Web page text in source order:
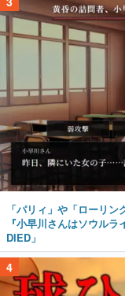
「パリィ」や「ローリ
『小早川さんはソウル
DIED」
4